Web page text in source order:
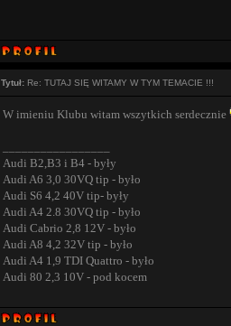
Tytuł: Re: TUTAJ SIĘ WITAMY W TYM TEMACIE !!!
W imieniu Klubu witam wszytkich serdecznie
Audi B2,B3 i B4 - były
Audi A6 3,0 30VQ tip - było
Audi S6 4,2 40V tip- były
Audi A4 2.8 30VQ tip - było
Audi Cabrio 2,8 12V - było
Audi A8 4,2 32V tip - było
Audi A4 1,9 TDI Quattro - było
Audi 80 2,3 10V - pod kocem